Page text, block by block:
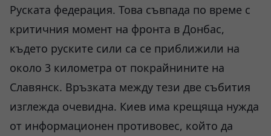
Руската федерация. Това съвпада по време с
критичния момент на фронта в Донбас,
където руските сили са се приближили на
около 3 километра от покрайнините на
Славянск. Връзката между тези две събития
изглежда очевидна. Киев има крещяща нужда
от информационен противовес, който да